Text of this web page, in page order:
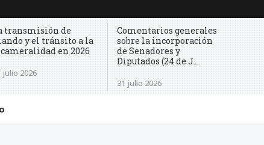
transmisión de
y el tránsito a la
en 2026
julio 2026
Comentarios generales
sobre la incorporación
de Senadores y
Diputados (24 de J...
31 julio 2026